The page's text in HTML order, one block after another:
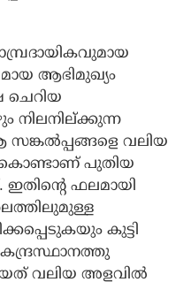
ആഭിമുഖ്യം
ചെറിയ
നിലനില്ക്കുന്ന
വലിയ
പുതിയ
ഇതിന്റെ ഫലമായി
കുട്ടി
വലിയ അളവിൽ